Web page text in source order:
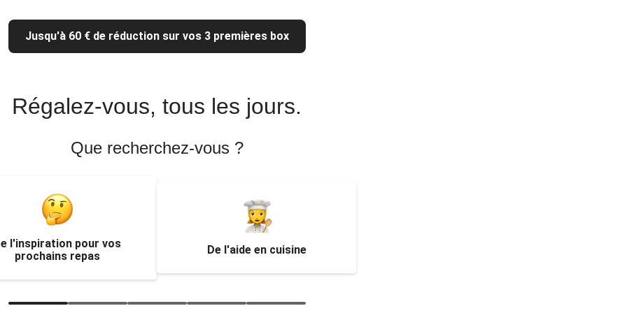
Jusqu'à 60 € de réduction sur vos 3 premières box
Régalez-vous, tous les jours.
Que recherchez-vous ?
l'inspiration pour vos
prochains repas
De l'aide en cuisine